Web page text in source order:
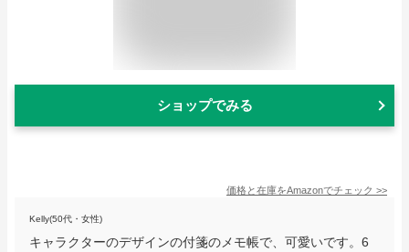
ショップでみる
価格と在庫をAmazonでチェック >>
Kelly(50代・女性)
キャラクターのデザインの付箋のメモ帳で、可愛いです。6